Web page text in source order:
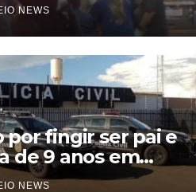
NEWS
por fingir ser pai e
de 9 anos em
NEWS